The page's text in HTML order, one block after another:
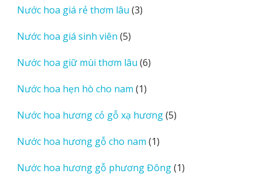
Nước hoa giá rẻ thơm lâu 33
Nước hoa giá sinh viên 55
phẩm
Nước hoa giữ mùi thơm lâu 66
Nước hoa hẹn hò cho nam 11
phẩm
Nước hoa hương cỏ gỗ xạ hương 55
Nước hoa hương gỗ cho nam 11
phẩm
Nước hoa hương gỗ phương Đông 11